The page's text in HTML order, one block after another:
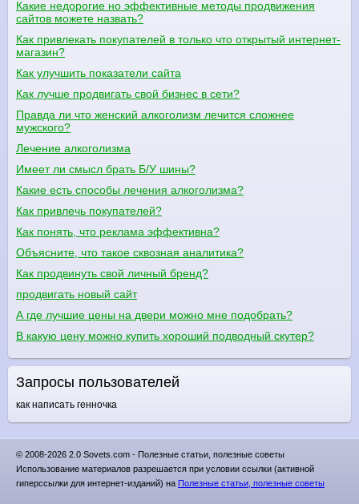
Какие недорогие но эффективные методы продвижения
сайтов можете назвать?
Как привлекать покупателей в только что открытый интернет-
магазин?
Как улучшить показатели сайта
Как лучше продвигать свой бизнес в сети?
Правда ли что женский алкоголизм лечится сложнее
мужского?
Лечение алкоголизма
Имеет ли смысл брать Б/У шины?
Какие есть способы лечения алкоголизма?
Как привлечь покупателей?
Как понять, что реклама эффективна?
Объясните, что такое сквозная аналитика?
Как продвинуть свой личный бренд?
продвигать новый сайт
А где лучшие цены на двери можно мне подобрать?
В какую цену можно купить хороший подводный скутер?
Запросы пользователей
как написать генночка
© 2008-2026 2.0 Sovets.com - Полезные статьи, полезные советы
Использование материалов разрешается при условии ссылки (активной
гиперссылки для интернет-изданий) на Полезные статьи, полезные советы